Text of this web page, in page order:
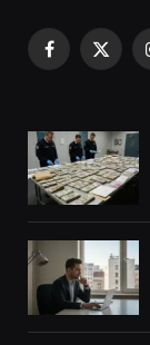
Facebook
X